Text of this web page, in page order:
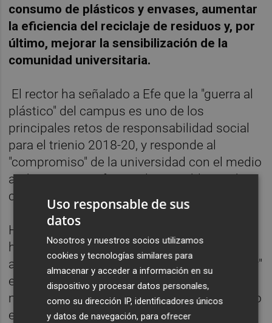
consumo de plásticos y envases, aumentar
la eficiencia del reciclaje de residuos y, por
último, mejorar la sensibilización de la
comunidad universitaria.
El rector ha señalado a Efe que la "guerra al
plástico" del campus es uno de los
principales retos de responsabilidad social
para el trienio 2018-20, y responde al
"compromiso" de la universidad con el medio
ambiente y para frenar el imparable cambio
climático.
Ha relatado que, con este propósito, se ha
hablado con los restauradores que atienden
a la comunidad universitaria para "minimizar"
en lo posible el uso del plástico y pasar en
mayor medida a otros materiales, sobre todo
el cristal. Una de las medidas que ya se han
Uso responsable de sus
datos
Nosotros y nuestros socios utilizamos
cookies y tecnologías similares para
almacenar y acceder a información en su
dispositivo y procesar datos personales,
como su dirección IP, identificadores únicos
y datos de navegación, para ofrecer